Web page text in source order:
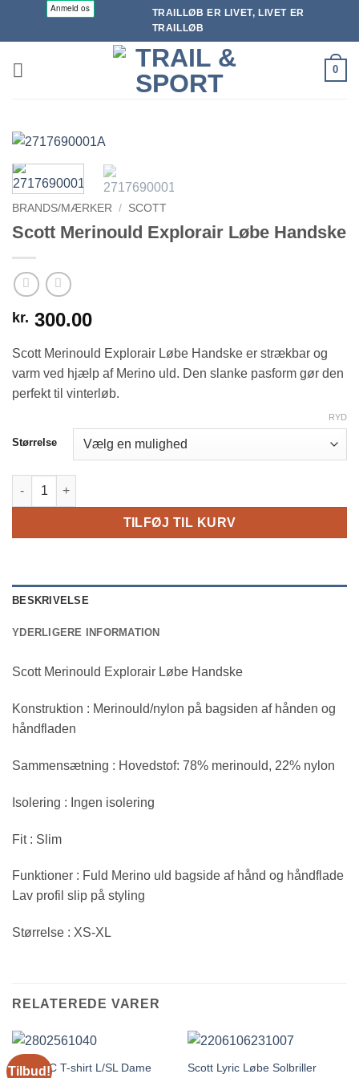
TRAILLØB ER LIVET, LIVET ER
TRAILLØB
0
BRANDS/MÆRKER / SCOTT
Scott Merinould Explorair Løbe Handske
kr. 300.00
Scott Merinould Explorair Løbe Handske er strækbar og
varm ved hjælp af Merino uld. Den slanke pasform gør den
perfekt til vinterløb.
Størrelse
RYD
Scott Merinould Explorair Løbe Handske antal
TILFØJ TIL KURV
BESKRIVELSE
YDERLIGERE INFORMATION
Scott Merinould Explorair Løbe Handske
Konstruktion : Merinould/nylon på bagsiden af ​​hånden og
håndfladen
Sammensætning : Hovedstof: 78% merinould, 22% nylon
Isolering : Ingen isolering
Fit : Slim
Funktioner : Fuld Merino uld bagside af hånd og håndflade
Lav profil slip på styling
Størrelse : XS-XL
RELATEREDE VARER
Tilbud!
Scott RC T-shirt L/SL Dame
Scott Lyric Løbe Solbriller